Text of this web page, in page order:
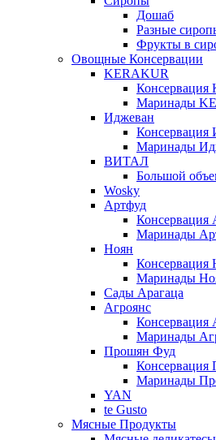
Дошаб
Разные
Фрукты в
Овощные Консервации
KERAKUR
Консервация
Маринады
Иджеван
Консервация
Маринады
ВИТАЛ
Большой
Wosky
Артфуд
Консервация
Маринады
Ноян
Консервация
Маринады
Сады Арагаца
Агроянс
Консервация
Маринады
Прошян Фуд
Маринады
YAN
te Gusto
Мясные Продукты